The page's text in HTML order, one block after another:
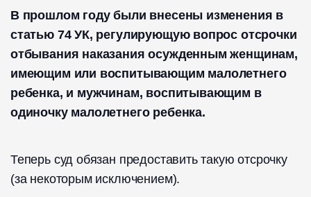
В прошлом году были внесены изменения в
статью 74 УК, регулирующую вопрос отсрочки
отбывания наказания осужденным женщинам,
имеющим или воспитывающим малолетнего
ребенка, и мужчинам, воспитывающим в
одиночку малолетнего ребенка.
Теперь суд обязан предоставить такую отсрочку
(за некоторым исключением).